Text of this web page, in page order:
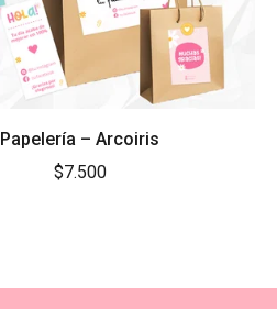
Papelería – Arcoiris
$7.500